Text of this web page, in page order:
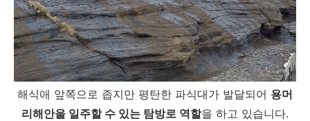
해식애 앞쪽으로 좁지만 평탄한 파식대가 발달되어 용머
리해안을 일주할 수 있는 탐방로 역할을 하고 있습니다.